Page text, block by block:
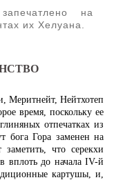
на
их Хелуана.
Меритнейт, Нейтхотеп
время, поскольку ее
отпечатках из
бога Гора заменен на
что серекхи
вплоть до начала IV-й
картушы, и,